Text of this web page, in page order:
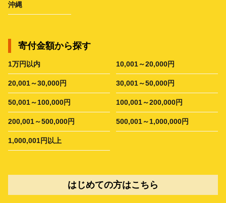
沖縄
寄付金額から探す
1万円以内 10,001～20,000円
20,001～30,000円 30,001～50,000円
50,001～100,000円 100,001～200,000円
200,001～500,000円 500,001～1,000,000円
1,000,001円以上
はじめての方はこちら